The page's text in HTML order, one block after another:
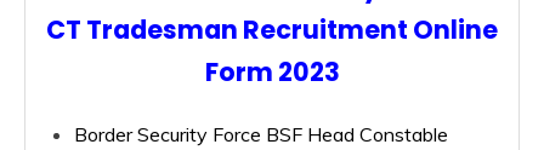
CT Tradesman Recruitment Online
Form 2023
Border Security Force BSF Head Constable